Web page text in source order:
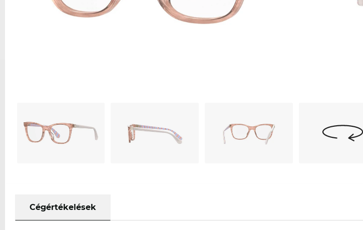
Cégértékelések